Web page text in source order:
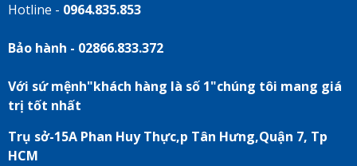
Hotline - 0964.835.853
Bảo hành - 02866.833.372
Với sứ mệnh"khách hàng là số 1"chúng tôi mang giá
trị tốt nhất
Trụ sở-15A Phan Huy Thực,p Tân Hưng,Quận 7, Tp
HCM